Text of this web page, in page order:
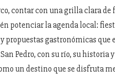
contar con una grilla clara
potenciar la agenda local:
propuestas gastronómicas
Pedro, con su río, su historia
un destino que se disfruta